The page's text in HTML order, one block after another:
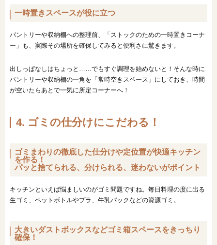
一時置きスペースが役に立つ
パントリーや収納棚への整理前、「ストックのための一時置きコーナ
ー」も、実際その場所を確保してみると便利さに驚きます。
出しっぱなしはちょっと……でもすぐ調理を始めないと！そんな時に
パントリーや収納棚の一角を「常時空きスペース」にしておき、時間
が空いたらあとで一気に所定コーナーへ！
4. ゴミの仕分けにこだわる！
ゴミまわりの徹底した仕分けや定位置が快適キッチン
を作る！
パッと捨てられる、分けられる、迷わないがポイント
キッチンといえば悩ましいのがゴミ問題ですね。毎日料理の度に出る
生ゴミ、ペットボトルやプラ、牛乳パックなどの資源ゴミ。
大きいダストボックスなどゴミ箱スペースをきっちり
確保！